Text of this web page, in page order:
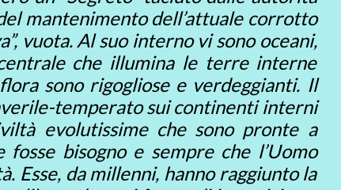
mantenimento dell’attuale corrotto
vuota. Al suo interno vi sono oceani,
che illumina le terre interne
sono rigogliose e verdeggianti. Il
temperato sui continenti interni
evolutissime che sono pronte a
bisogno e sempre che l’Uomo
Esse, da millenni, hanno raggiunto la